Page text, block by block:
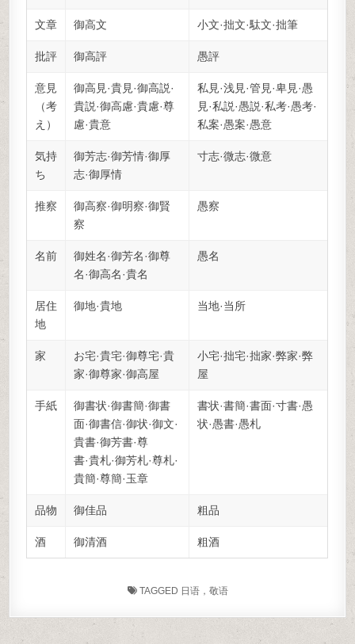
文章 御高文 小文·拙文·駄文·拙筆
批評 御高評 愚評
意見
（考
え）
御高見·貴見·御高説·
貴説·御高慮·貴慮·尊
慮·貴意
私見·浅見·管見·卑見·愚
見·私説·愚説·私考·愚考·
私案·愚案·愚意
気持
ち
御芳志·御芳情·御厚
志·御厚情
寸志·微志·微意
推察
御高察·御明察·御賢
察
愚察
名前
御姓名·御芳名·御尊
名·御高名·貴名
愚名
居住
地
御地·貴地 当地·当所
家
お宅·貴宅·御尊宅·貴
家·御尊家·御高屋
小宅·拙宅·拙家·弊家·弊
屋
手紙
御書状·御書簡·御書
面·御書信·御状·御文·
貴書·御芳書·尊
書·貴札·御芳札·尊札·
貴簡·尊簡·玉章
書状·書簡·書面·寸書·愚
状·愚書·愚札
品物 御佳品 粗品
酒 御清酒 粗酒
TAGGED 日语，敬语